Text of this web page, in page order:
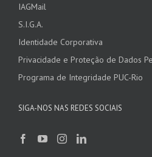
IAGMail
S.I.G.A.
Identidade Corporativa
Privacidade e Proteção de Dados
Programa de Integridade PUC-Rio
SIGA-NOS NAS REDES SOCIAIS